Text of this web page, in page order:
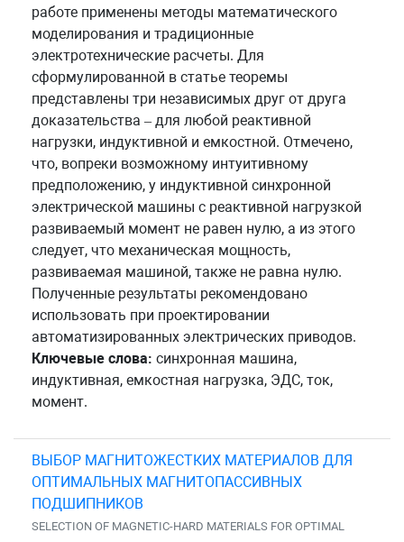
работе применены методы математического
моделирования и традиционные
электротехнические расчеты. Для
сформулированной в статье теоремы
представлены три независимых друг от друга
доказательства – для любой реактивной
нагрузки, индуктивной и емкостной. Отмечено,
что, вопреки возможному интуитивному
предположению, у индуктивной синхронной
электрической машины с реактивной нагрузкой
развиваемый момент не равен нулю, а из этого
следует, что механическая мощность,
развиваемая машиной, также не равна нулю.
Полученные результаты рекомендовано
использовать при проектировании
автоматизированных электрических приводов.
Ключевые слова: синхронная машина,
индуктивная, емкостная нагрузка, ЭДС, ток,
момент.
ВЫБОР МАГНИТОЖЕСТКИХ МАТЕРИАЛОВ ДЛЯ
ОПТИМАЛЬНЫХ МАГНИТОПАССИВНЫХ
ПОДШИПНИКОВ
SELECTION OF MAGNETIC-HARD MATERIALS FOR OPTIMAL